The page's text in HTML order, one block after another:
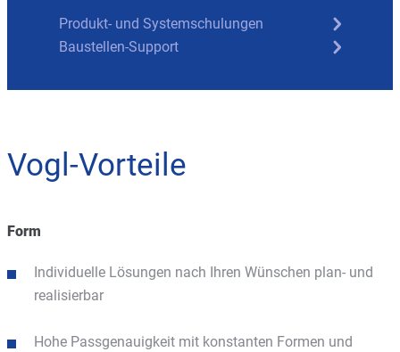
Produkt- und Systemschulungen
Baustellen-Support
Vogl-Vorteile
Form
Individuelle Lösungen nach Ihren Wünschen plan- und
realisierbar
Hohe Passgenauigkeit mit konstanten Formen und